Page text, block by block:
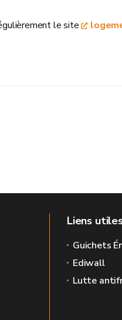
le site
Liens
Guichets
Ediwall
Lutte